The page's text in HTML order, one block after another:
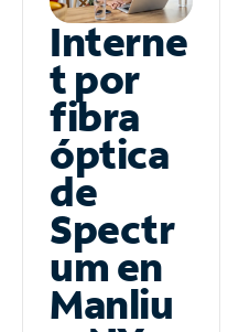
Interne
t por
fibra
óptica
de
Spectr
um en
Manliu